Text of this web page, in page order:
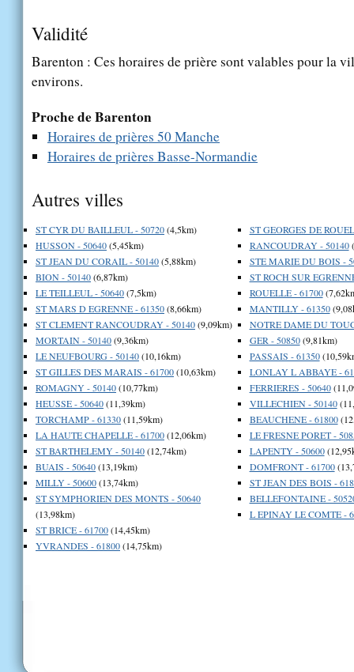
Validité
Barenton : Ces horaires de prière sont valables pour la
environs.
Proche de Barenton
Horaires de prières 50 Manche
Horaires de prières Basse-Normandie
Autres villes
ST CYR DU BAILLEUL - 50720(4,5km)
HUSSON - 50640(5,45km)
ST JEAN DU CORAIL - 50140(5,88km)
BION - 50140(6,87km)
LE TEILLEUL - 50640(7,5km)
ST MARS D EGRENNE - 61350(8,66km)
ST CLEMENT RANCOUDRAY - 50140(9,09km)
MORTAIN - 50140(9,36km)
LE NEUFBOURG - 50140(10,16km)
ST GILLES DES MARAIS - 61700(10,63km)
ROMAGNY - 50140(10,77km)
HEUSSE - 50640(11,39km)
TORCHAMP - 61330(11,59km)
LA HAUTE CHAPELLE - 61700(12,06km)
ST BARTHELEMY - 50140(12,74km)
BUAIS - 50640(13,19km)
MILLY - 50600(13,74km)
ST SYMPHORIEN DES MONTS - 50640
(13,98km)
ST BRICE - 61700(14,45km)
YVRANDES - 61800(14,75km)
ST GEORGES DE
RANCOUDRAY - 50140
STE MARIE DU BOIS -
ST ROCH SUR
ROUELLE - 61700
MANTILLY - 61350
NOTRE DAME DU
GER - 50850(9,81km)
PASSAIS - 61350
LONLAY L ABBAYE -
FERRIERES - 50640
VILLECHIEN - 50140
BEAUCHENE - 61800
LE FRESNE PORET -
LAPENTY - 50600
DOMFRONT - 61700
ST JEAN DES BOIS -
BELLEFONTAINE -
L EPINAY LE COMTE -